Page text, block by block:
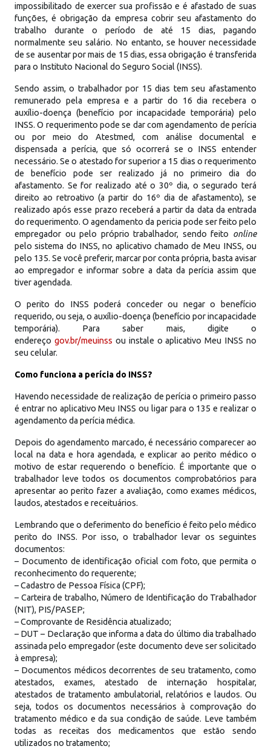
impossibilitado de exercer sua profissão e é afastado de suas
funções, é obrigação da empresa cobrir seu afastamento do
trabalho durante o período de até 15 dias, pagando
normalmente seu salário. No entanto, se houver necessidade
de se ausentar por mais de 15 dias, essa obrigação é transferida
para o Instituto Nacional do Seguro Social (INSS).
Sendo assim, o trabalhador por 15 dias tem seu afastamento
remunerado pela empresa e a partir do 16 dia recebera o
auxílio-doença (benefício por incapacidade temporária) pelo
INSS. O requerimento pode se dar com agendamento de perícia
ou por meio do Atestmed, com análise documental e
dispensada a perícia, que só ocorrerá se o INSS entender
necessário. Se o atestado for superior a 15 dias o requerimento
de benefício pode ser realizado já no primeiro dia do
afastamento. Se for realizado até o 30º dia, o segurado terá
direito ao retroativo (a partir do 16º dia de afastamento), se
realizado após esse prazo receberá a partir da data da entrada
do requerimento. O agendamento da pericia pode ser feito pelo
empregador ou pelo próprio trabalhador, sendo feito online
pelo sistema do INSS, no aplicativo chamado de Meu INSS, ou
pelo 135. Se você preferir, marcar por conta própria, basta avisar
ao empregador e informar sobre a data da perícia assim que
tiver agendada.
O perito do INSS poderá conceder ou negar o benefício
requerido, ou seja, o auxílio-doença (benefício por incapacidade
temporária). Para saber mais, digite o
endereço gov.br/meuinss ou instale o aplicativo Meu INSS no
seu celular.
Como funciona a perícia do INSS?
Havendo necessidade de realização de perícia o primeiro passo
é entrar no aplicativo Meu INSS ou ligar para o 135 e realizar o
agendamento da perícia médica.
Depois do agendamento marcado, é necessário comparecer ao
local na data e hora agendada, e explicar ao perito médico o
motivo de estar requerendo o benefício. É importante que o
trabalhador leve todos os documentos comprobatórios para
apresentar ao perito fazer a avaliação, como exames médicos,
laudos, atestados e receituários.
Lembrando que o deferimento do benefício é feito pelo médico
perito do INSS. Por isso, o trabalhador levar os seguintes
documentos:
– Documento de identificação oficial com foto, que permita o
reconhecimento do requerente;
– Cadastro de Pessoa Física (CPF);
– Carteira de trabalho, Número de Identificação do Trabalhador
(NIT), PIS/PASEP;
– Comprovante de Residência atualizado;
– DUT – Declaração que informa a data do último dia trabalhado
assinada pelo empregador (este documento deve ser solicitado
à empresa);
– Documentos médicos decorrentes de seu tratamento, como
atestados, exames, atestado de internação hospitalar,
atestados de tratamento ambulatorial, relatórios e laudos. Ou
seja, todos os documentos necessários à comprovação do
tratamento médico e da sua condição de saúde. Leve também
todas as receitas dos medicamentos que estão sendo
utilizados no tratamento;